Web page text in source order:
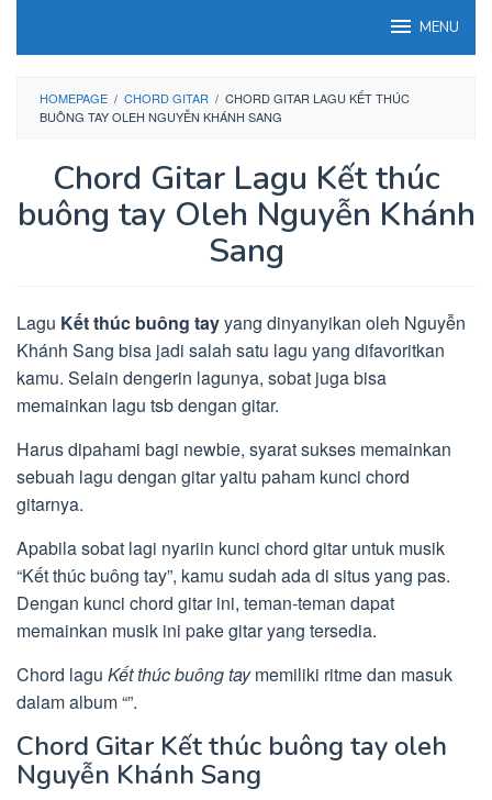
MENU
HOMEPAGE / CHORD GITAR / CHORD GITAR LAGU KẾT THÚC
BUÔNG TAY OLEH NGUYỄN KHÁNH SANG
Chord Gitar Lagu Kết thúc
buông tay Oleh Nguyễn Khánh
Sang
Lagu Kết thúc buông tayyang dinyanyikan oleh Nguyễn
Khánh Sang bisa jadi salah satu lagu yang difavoritkan
kamu. Selain dengerin lagunya, sobat juga bisa
memainkan lagu tsb dengan gitar.
Harus dipahami bagi newbie, syarat sukses memainkan
sebuah lagu dengan gitar yaitu paham kunci chord
gitarnya.
Apabila sobat lagi nyariin kunci chord gitar untuk musik
“Kết thúc buông tay”, kamu sudah ada di situs yang pas.
Dengan kunci chord gitar ini, teman-teman dapat
memainkan musik ini pake gitar yang tersedia.
Chord lagu Kết thúc buông taymemiliki ritme dan masuk
dalam album “”.
Chord Gitar Kết thúc buông tay oleh
Nguyễn Khánh Sang